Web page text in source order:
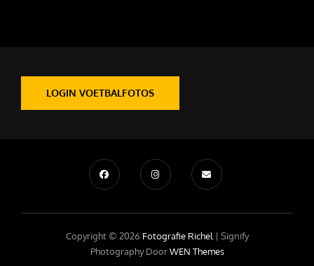
LOGIN VOETBALFOTOS
Copyright © 2026 Fotografie Richel | Signify
Photography DoorWEN Themes